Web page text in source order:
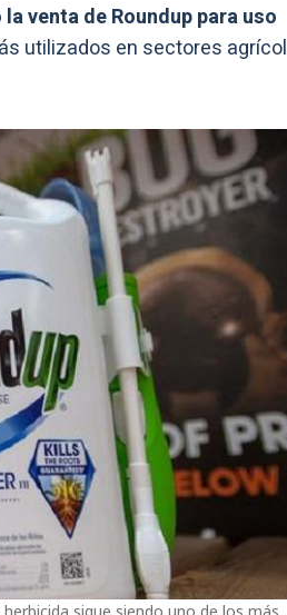
venta de Roundup para uso
utilizados en sectores